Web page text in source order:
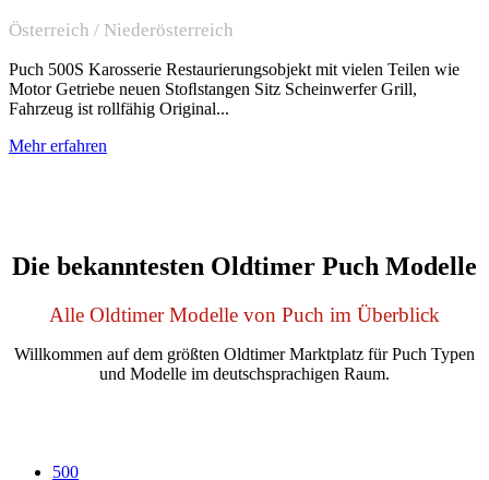
Österreich / Niederösterreich
Puch 500S Karosserie Restaurierungsobjekt mit vielen Teilen wie
Motor Getriebe neuen Stoﬂstangen Sitz Scheinwerfer Grill,
Fahrzeug ist rollfähig Original...
Mehr erfahren
Die bekanntesten Oldtimer Puch Modelle
Alle Oldtimer Modelle von Puch im Überblick
Willkommen auf dem größten Oldtimer Marktplatz für Puch Typen
und Modelle im deutschsprachigen Raum.
500